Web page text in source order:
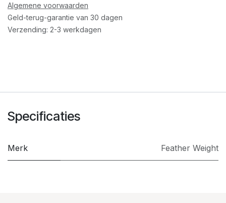
Algemene voorwaarden
Geld-terug-garantie van 30 dagen
Verzending: 2-3 werkdagen
Specificaties
Merk Feather Weight